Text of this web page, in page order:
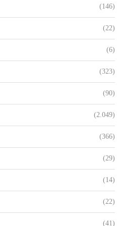
(146)
(22)
(6)
(323)
(90)
(2.049)
(366)
(29)
(14)
(22)
(41)